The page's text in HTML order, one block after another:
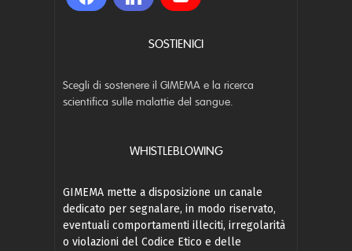
SOSTIENICI
Scegli di sostenere il GIMEMA e la ricerca
scientifica sulle malattie del sangue.
WHISTLEBLOWING
GIMEMA mette a disposizione un canale
dedicato per segnalare, in modo riservato,
eventuali comportamenti illeciti, irregolarità
o violazioni del Codice Etico e delle